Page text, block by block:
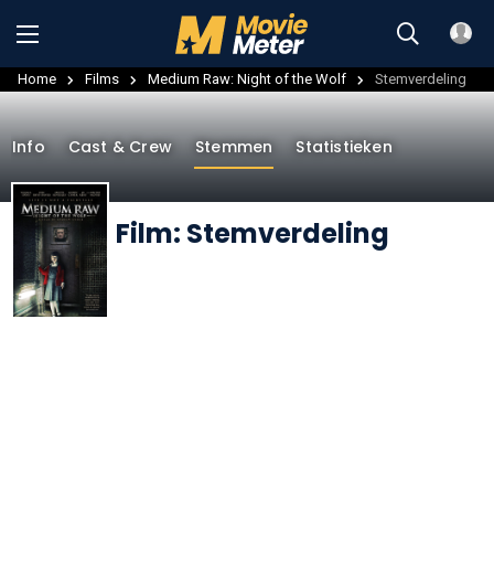
Home Films Medium Raw: Night of the Wolf Stemverdeling
Film: Stemverdeling
Info Cast & Crew Stemmen Statistieken